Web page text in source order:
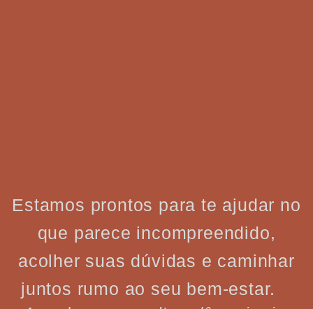
Estamos prontos para te ajudar no
que parece incompreendido,
acolher suas dúvidas e caminhar
juntos rumo ao seu bem-estar.